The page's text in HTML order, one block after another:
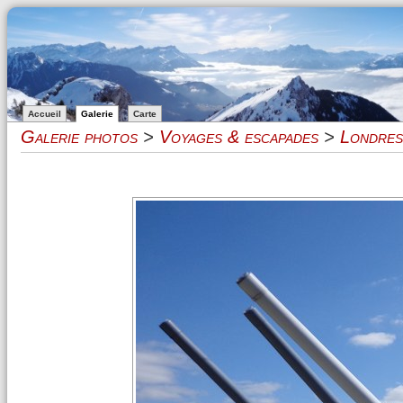
Accueil Galerie Carte
Galerie photos > Voyages & escapades > Londres